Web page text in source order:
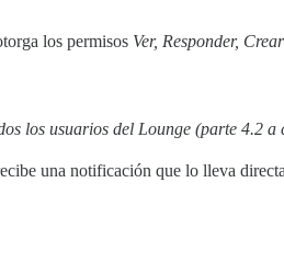
los permisos Ver, Responder, Crear
los usuarios del Lounge (parte 4.2
una notificación que lo lleva